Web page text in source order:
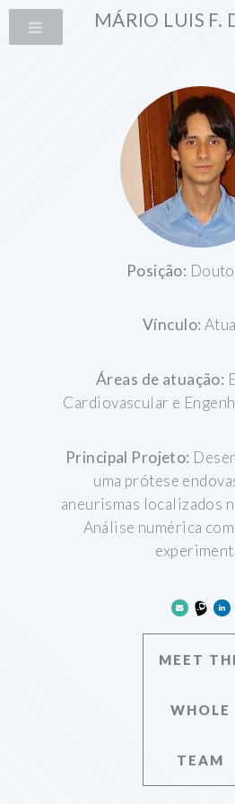
MÁRIO LUIS F.
Posição:
Vínculo:
Áreas de atuação:
Cardiovascular e
Principal Projeto:
uma prótese
aneurismas localizados
Análise numérica
MEET
WHOLE
TEAM